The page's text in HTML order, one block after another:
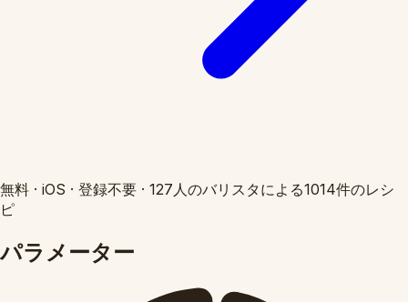
無料 · iOS · 登録不要 · 127人のバリスタによる1014件のレシ
ピ
パラメーター